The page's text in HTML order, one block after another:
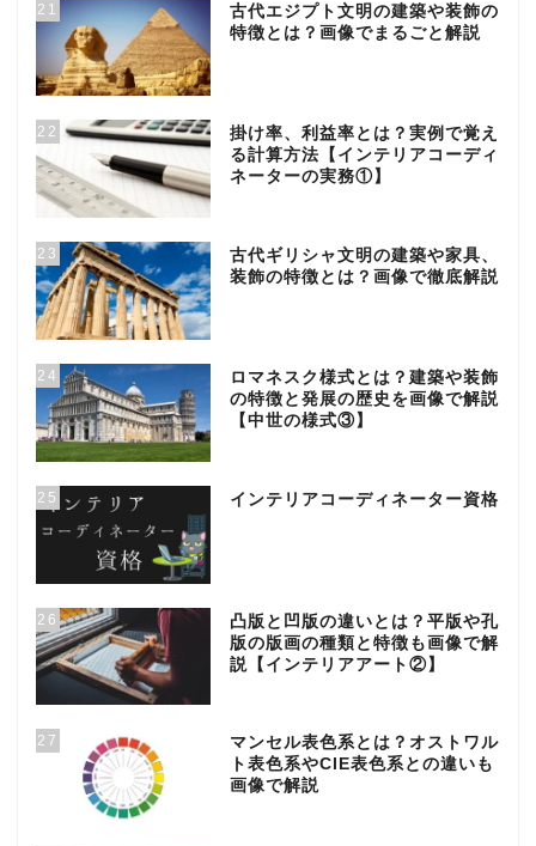
21
古代エジプト文明の建築や装飾の
特徴とは？画像でまるごと解説
22
掛け率、利益率とは？実例で覚え
る計算方法【インテリアコーディ
ネーターの実務①】
23
古代ギリシャ文明の建築や家具、
装飾の特徴とは？画像で徹底解説
24
ロマネスク様式とは？建築や装飾
の特徴と発展の歴史を画像で解説
【中世の様式③】
25 インテリアコーディネーター資格
26
凸版と凹版の違いとは？平版や孔
版の版画の種類と特徴も画像で解
説【インテリアアート②】
27
マンセル表色系とは？オストワル
ト表色系やCIE表色系との違いも
画像で解説